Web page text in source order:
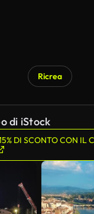
Ricrea
di iStock
DI SCONTO CON IL